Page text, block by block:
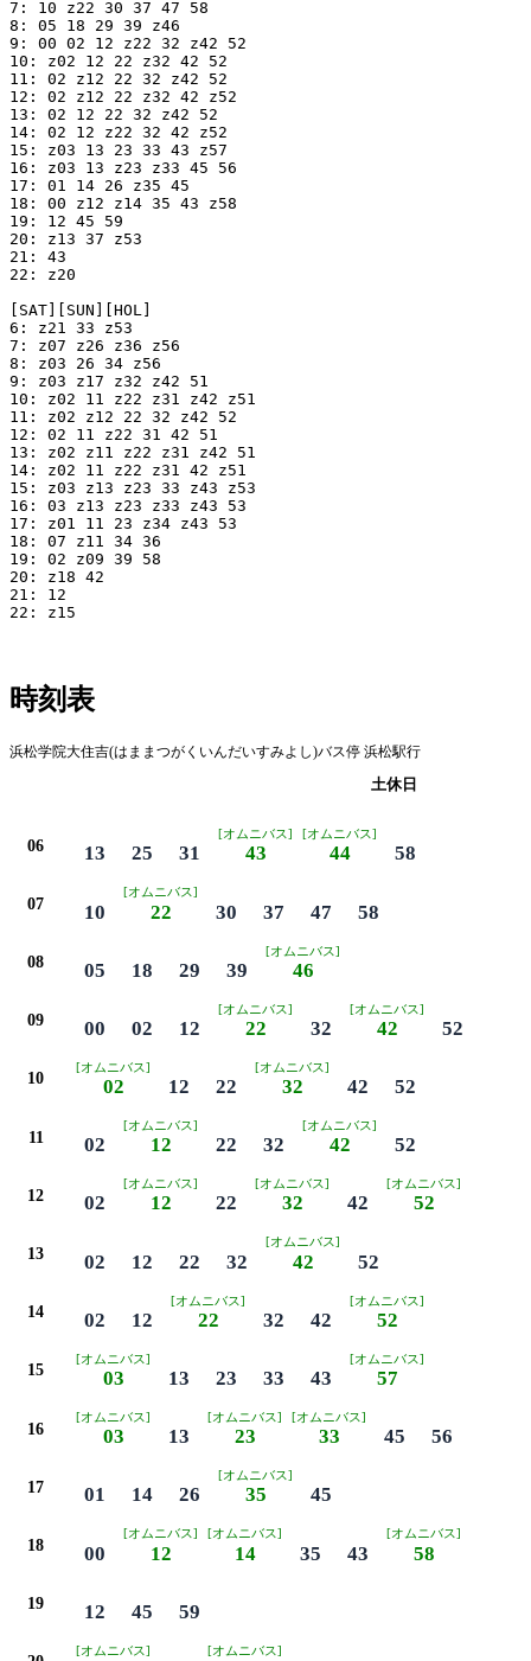
7: 10 z22 30 37 47 58
8: 05 18 29 39 z46
9: 00 02 12 z22 32 z42 52
10: z02 12 22 z32 42 52
11: 02 z12 22 32 z42 52
12: 02 z12 22 z32 42 z52
13: 02 12 22 32 z42 52
14: 02 12 z22 32 42 z52
15: z03 13 23 33 43 z57
16: z03 13 z23 z33 45 56
17: 01 14 26 z35 45
18: 00 z12 z14 35 43 z58
19: 12 45 59
20: z13 37 z53
21: 43
22: z20
[SAT][SUN][HOL]
6: z21 33 z53
7: z07 z26 z36 z56
8: z03 26 34 z56
9: z03 z17 z32 z42 51
10: z02 11 z22 z31 z42 z51
11: z02 z12 22 32 z42 52
12: 02 11 z22 31 42 51
13: z02 z11 z22 z31 z42 51
14: z02 11 z22 z31 42 z51
15: z03 z13 z23 33 z43 z53
16: 03 z13 z23 z33 z43 53
17: z01 11 23 z34 z43 53
18: 07 z11 34 36
19: 02 z09 39 58
20: z18 42
21: 12
22: z15
時刻表
浜松学院大住吉(はままつがくいんだいすみよし)バス停 浜松駅行
土休日
06 13 25 31
[オムニバス]
43
[オムニバス]
44 58
07 10
[オムニバス]
22 30 37 47 58
08 05 18 29 39
[オムニバス]
46
09 00 02 12
[オムニバス]
22 32
[オムニバス]
42 52
10
[オムニバス]
02 12 22
[オムニバス]
32 42 52
11 02
[オムニバス]
12 22 32
[オムニバス]
42 52
12 02
[オムニバス]
12 22
[オムニバス]
32 42
[オムニバス]
52
13 02 12 22 32
[オムニバス]
42 52
14 02 12
[オムニバス]
22 32 42
[オムニバス]
52
15
[オムニバス]
03 13 23 33 43
[オムニバス]
57
16
[オムニバス]
03 13
[オムニバス]
23
[オムニバス]
33 45 56
17 01 14 26
[オムニバス]
35 45
18 00
[オムニバス]
12
[オムニバス]
14 35 43
[オムニバス]
58
19 12 45 59
[オムニバス] [オムニバス]